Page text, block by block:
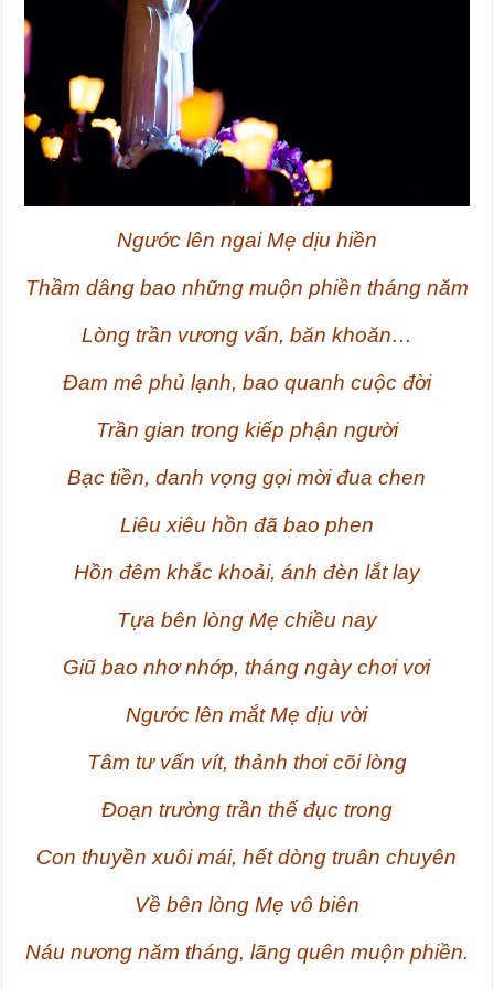
Ngước lên ngai Mẹ dịu hiền
Thầm dâng bao những muộn phiền tháng năm
Lòng trần vương vấn, băn khoăn…
Đam mê phủ lạnh, bao quanh cuộc đời
Trần gian trong kiếp phận người
Bạc tiền, danh vọng gọi mời đua chen
Liêu xiêu hồn đã bao phen
Hồn đêm khắc khoải, ánh đèn lắt lay
Tựa bên lòng Mẹ chiều nay
Giũ bao nhơ nhớp, tháng ngày chơi vơi
Ngước lên mắt Mẹ dịu vời
Tâm tư vấn vít, thảnh thơi cõi lòng
Đoạn trường trần thế đục trong
Con thuyền xuôi mái, hết dòng truân chuyên
Về bên lòng Mẹ vô biên
Náu nương năm tháng, lãng quên muộn phiền.